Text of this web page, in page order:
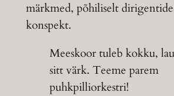
märkmed, põhiliselt
konspekt.
Meeskoor tuleb kokku,
sitt värk. Teeme parem
puhkpilliorkestri!